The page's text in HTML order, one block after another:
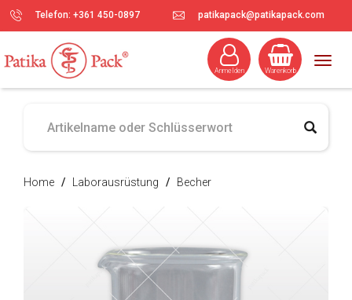
Telefon: +361 450-0897 patikapack@patikapack.com
Warenkorb
Anmelden
Home / Laborausrüstung / Becher